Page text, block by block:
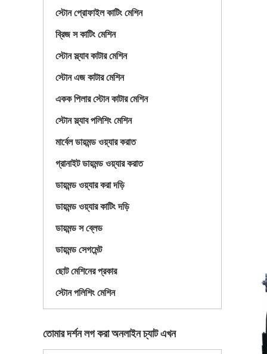
স্টোন প্রোফাইল কাটিং মেশিন
ব্রিজ স কাটিং মেশিন
স্টোন স্ল্যাব কাটার মেশিন
স্টোন এজ কাটার মেশিন
একক পিলার স্টোন কাটার মেশিন
স্টোন স্ল্যাব পলিশিং মেশিন
মার্বেল ডায়মন্ড ওয়্যার করাত
গ্রানাইট ডায়মন্ড ওয়্যার করাত
ডায়মন্ড ওয়্যার করা দড়ি
ডায়মন্ড ওয়্যার কাটিং দড়ি
ডায়মন্ড স ব্লেড
ডায়মন্ড সেগমেন্ট
ছোট মেশিনের প্রকার
স্টোন পলিশিং মেশিন
তোমার দর্শন লগ করা অনলাইন চ্যাট এখন